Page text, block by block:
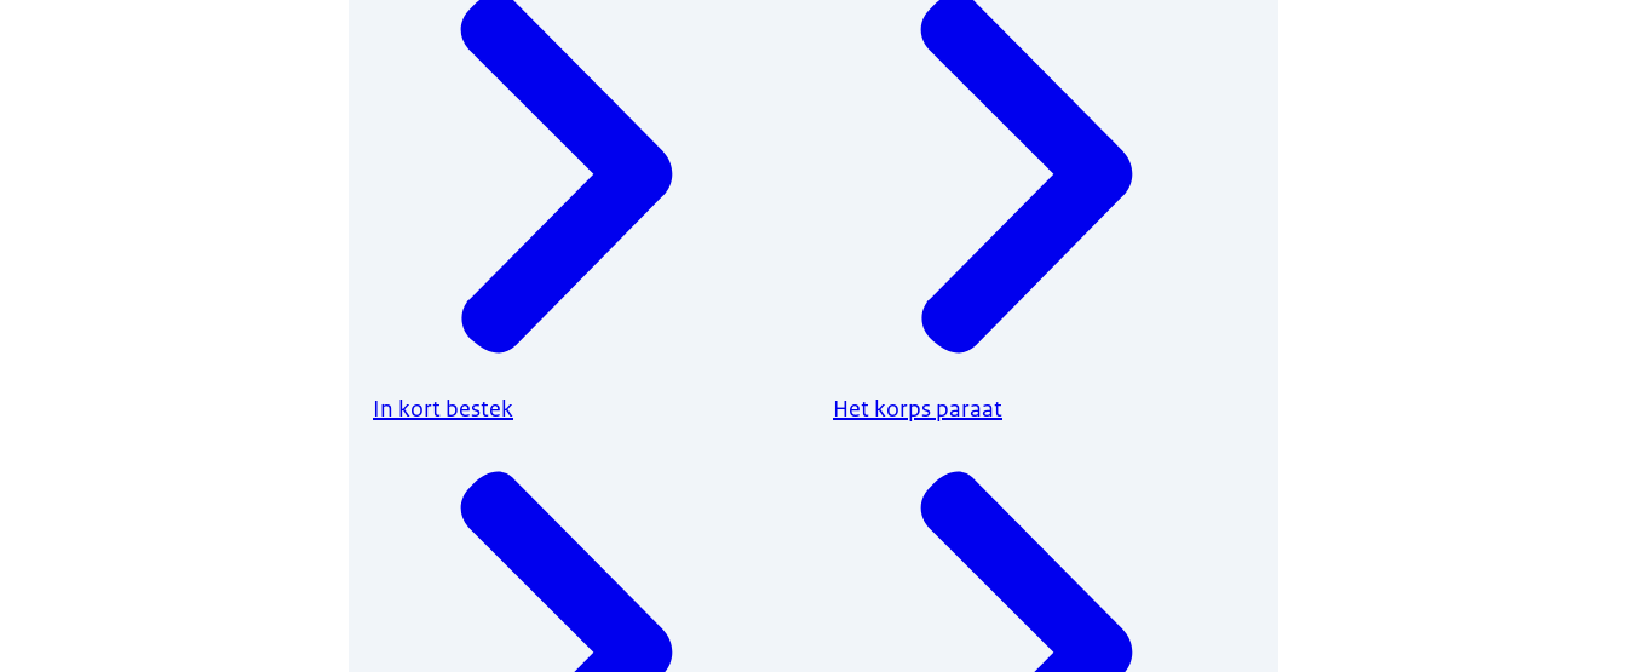
In kort bestek Het korps paraat